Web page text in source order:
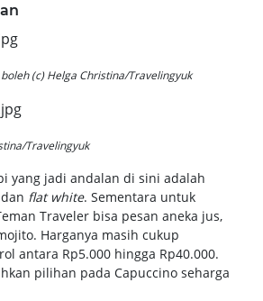
(c) Helga Christina/Travelingyuk
Travelingyuk
yang jadi andalan di sini adalah
flat white. Sementara untuk
Traveler bisa pesan aneka jus,
Harganya masih cukup
antara Rp5.000 hingga Rp40.000.
pilihan pada Capuccino seharga